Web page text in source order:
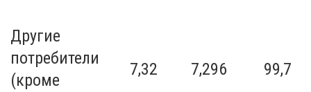
Другие
потребители
(кроме
7,32 7,296 99,7